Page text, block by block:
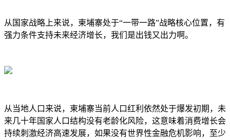
从国家战略上来说，柬埔寨处于“一带一路”战略核心位置，有
强力条件支持未来经济增长，我们是出钱又出力啊。
从当地人口来说，柬埔寨当前人口红利依然处于爆发初期，未
来几十年国家人口结构没有老龄化风险，这意味着消费增长会
持续刺激经济高速发展，如果没有世界性金融危机影响，至少